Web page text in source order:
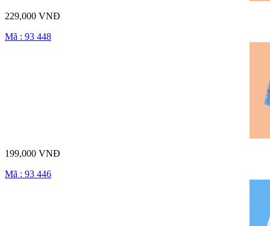
229,000 VNĐ
Mã : 93 448
199,000 VNĐ
Mã : 93 446